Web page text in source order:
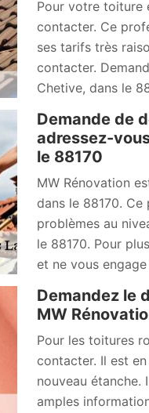
Pour votre toiture
contacter. Ce
ses tarifs très
contacter.
Chetive, dans le
Demande de
adressez-
le 88170
MW Rénovation
dans le 88170.
problèmes au
le 88170. Pour
et ne vous engage
Demandez le
MW
Pour les toitures
contacter. Il est
nouveau étanche.
amples